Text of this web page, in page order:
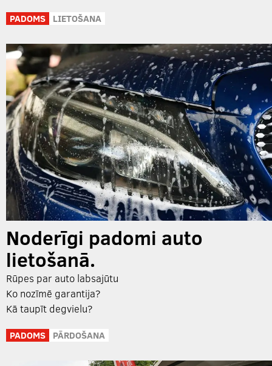
PADOMS LIETOŠANA
Noderīgi padomi auto
lietošanā.
Rūpes par auto labsajūtu
Ko nozīmē garantija?
Kā taupīt degvielu?
PADOMS PĀRDOŠANA